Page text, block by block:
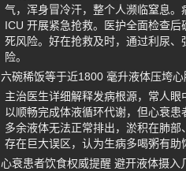
气，浑身冒冷汗，整个人濒临窒息
ICU 开展紧急抢救。医护全面检查
死风险。好在抢救及时，通过利尿
险。
六碗稀饭等于近1800 毫升液体压垮心
主治医生详细解释发病根源，常人
以顺畅完成体液循环代谢，但心衰
多余液体无法正常排出，淤积在肺
存在巨大误区，认为生病多喝粥有助
心衰患者饮食权威提醒 避开液体摄入